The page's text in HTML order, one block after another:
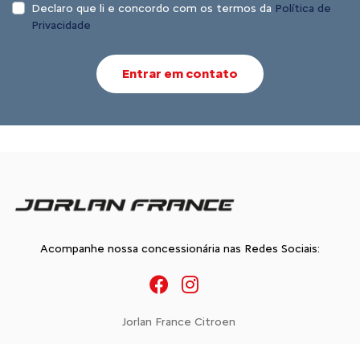
Declaro que li e concordo com os termos da Política de
Privacidade
Entrar em contato
Acompanhe nossa concessionária nas Redes Sociais:
Jorlan France Citroen